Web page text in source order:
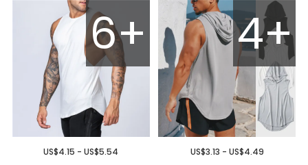
6+
US$4.15 - US$5.54
4+
US$3.13 - US$4.49